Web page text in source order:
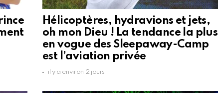
Hélicoptères, hydravions et jets,
oh mon Dieu ! La tendance la plus
en vogue des Sleepaway-Camp
est l’aviation privée
il y a environ 2 jours